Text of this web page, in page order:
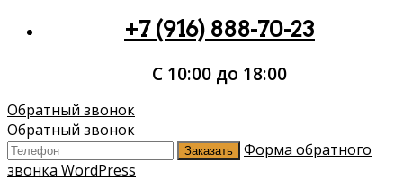
+7 (916) 888-70-23
С 10:00 до 18:00
Обратный звонок
Обратный звонок
Заказать
Форма обратного
звонка WordPress